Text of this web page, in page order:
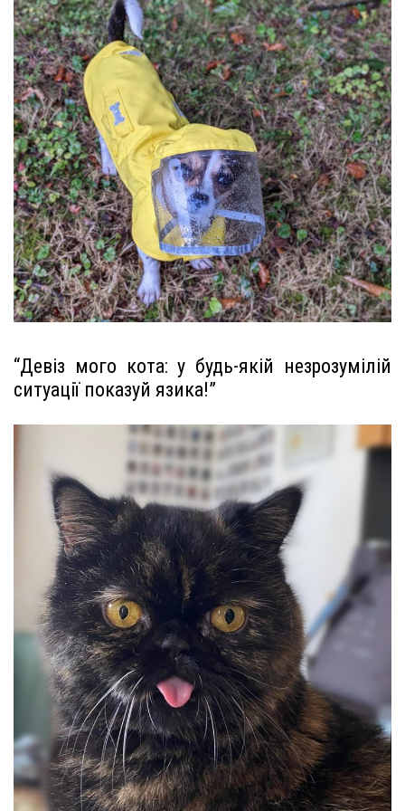
“Девіз мого кота: у будь-якій незрозумілій
ситуації показуй язика!”